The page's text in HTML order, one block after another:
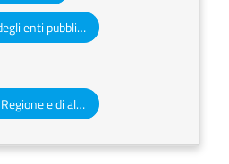
Atti degli enti locali e degli enti pubblici e privati
Altri atti e avvisi della Regione e di altri enti pubblici che interessano la collettività regionale